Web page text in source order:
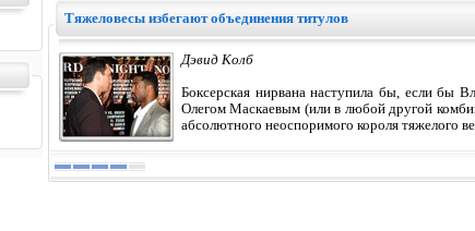
Тяжеловесы избегают объединения титулов
Дэвид Колб
Боксерская нирвана наступила бы, если бы
Олегом Маскаевым (или в любой другой
абсолютного неоспоримого короля тяжелого